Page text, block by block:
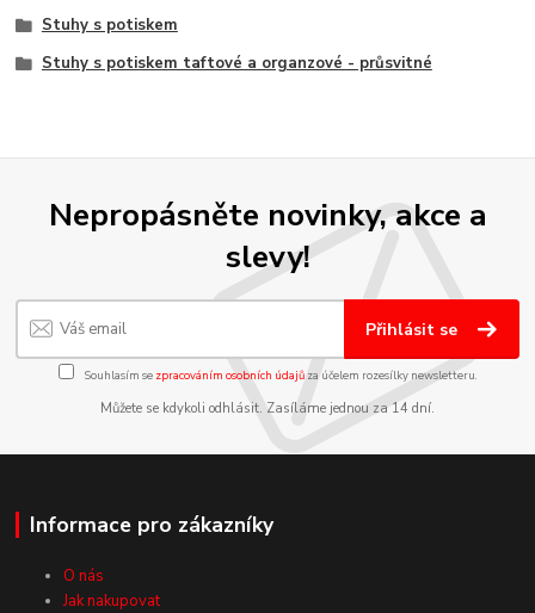
Stuhy s potiskem
Stuhy s potiskem taftové a organzové - průsvitné
Nepropásněte novinky, akce a
slevy!
Přihlásit se
Souhlasím se zpracováním osobních údajůza účelem rozesílky newsletteru.
Můžete se kdykoli odhlásit. Zasíláme jednou za 14 dní.
Informace pro zákazníky
O nás
Jak nakupovat